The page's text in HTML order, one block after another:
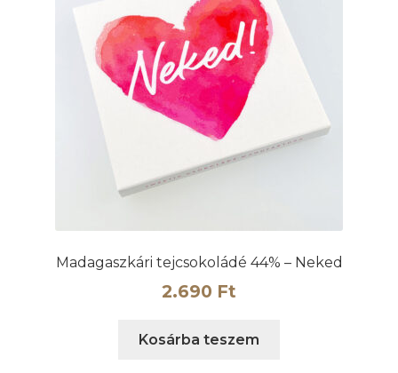
Madagaszkári tejcsokoládé 44% – Neked
2.690 Ft
Kosárba teszem